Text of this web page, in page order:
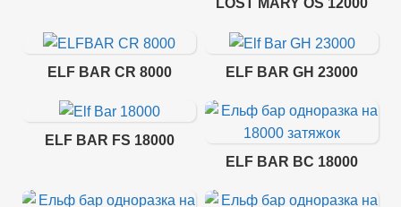
LOST MARY OS 12000
ELF BAR CR 8000 ELF BAR GH 23000
ELF BAR FS 18000
ELF BAR BC 18000